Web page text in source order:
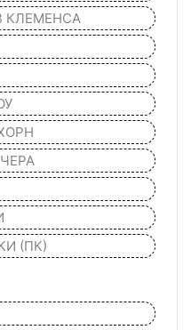
КЛЕМЕНСА
(ПК)